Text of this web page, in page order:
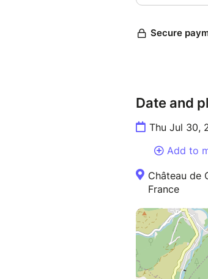
Date and
Thu Jul 30,
Add to
Château de
France